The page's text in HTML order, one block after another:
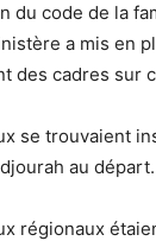
du code de la
a mis en
des cadres sur
se trouvaient
au départ.
régionaux